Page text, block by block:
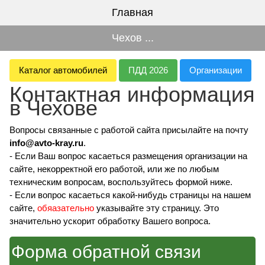
Главная
Чехов ...
Каталог автомобилей ПДД 2026 Организации
Контактная информация
в Чехове
Вопросы связанные с работой сайта присылайте на почту
info@avto-kray.ru.
- Если Ваш вопрос касаеться размещения организации на
сайте, некорректной его работой, или же по любым
техническим вопросам, воспользуйтесь формой ниже.
- Если вопрос касаеться какой-нибудь страницы на нашем
сайте, обяазательно указывайте эту страницу. Это
значительно ускорит обработку Вашего вопроса.
Форма обратной связи